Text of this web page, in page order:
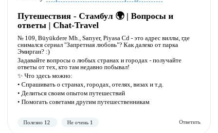
Путешествия - Стамбул 🌍 | Вопросы и
ответы | Chat-Travel
№ 109, Büyükdere Mh., Sarıyer, Piyasa Cd - это адрес виллы, где
снимался сериал "Запретная любовь"? Как далеко от парка
Эмирган? :)
Задавайте вопросы о любых странах и городах - получайте
ответы от тех, кто там недавно побывал!
✨ Что здесь можно:
• Спрашивать о странах, городах, отелях, визах и т.д.
• Делиться своим опытом путешествий
• Помогать советами другим путешественникам